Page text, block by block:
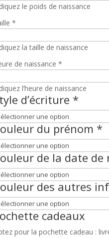
le poids de naissance
*
la taille de naissance
de naissance *
l’heure de naissance
d’écriture *
du prénom *
de la date de
des autres
cadeaux
pour la pochette cadeau :